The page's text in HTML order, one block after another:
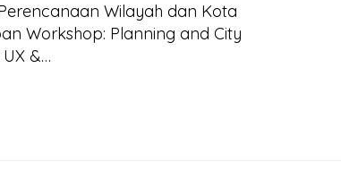
Wilayah dan Kota
Workshop: Planning and City
&…